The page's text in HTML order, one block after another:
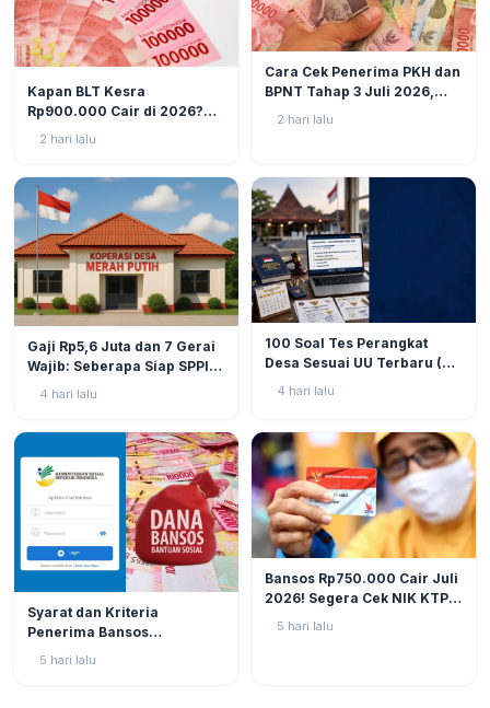
Kapan BLT Kesra
Rp900.000 Cair di 2026?
2 hari lalu
Cara Cek Penerima PKH dan
BPNT Tahap 3 Juli 2026,
Bansos Sudah Mulai Cair!
2 hari lalu
Gaji Rp5,6 Juta dan 7 Gerai
Wajib: Seberapa Siap SPPI
Menjalankan Ambiguitas
4 hari lalu
100 Soal Tes Perangkat
Desa Sesuai UU Terbaru (UU
4 hari lalu
Syarat dan Kriteria
Penerima Bansos
Rp750.000 Juli 2026, Cek
5 hari lalu
Bansos Rp750.000 Cair Juli
2026! Segera Cek NIK KTP
di Situs Resmi Kemensos
5 hari lalu